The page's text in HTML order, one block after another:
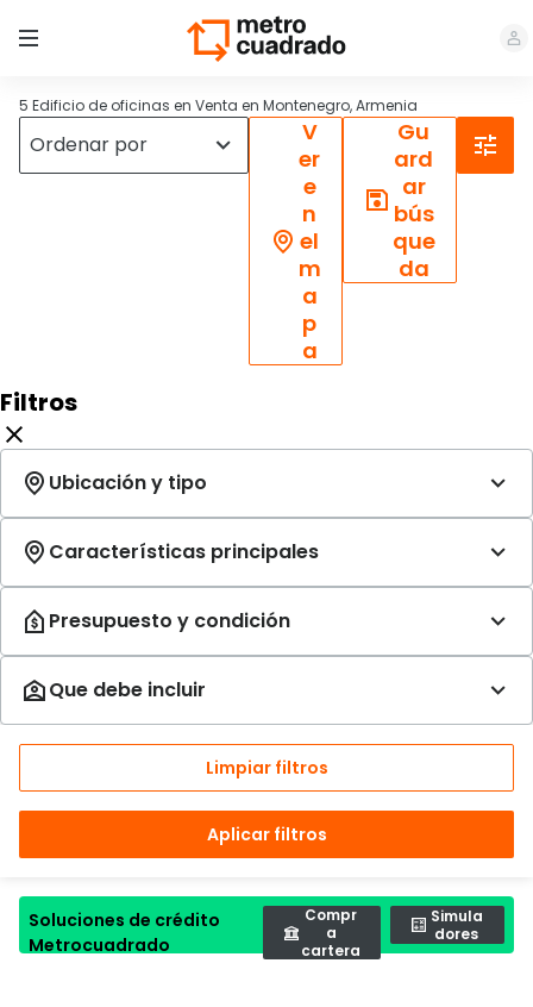
5 Edificio de oficinas en Venta en Montenegro, Armenia
V
er
e
n
el
m
a
p
a
Gu
ard
ar
bús
que
da
Filtros
Limpiar filtros
Aplicar filtros
Soluciones de crédito
Metrocuadrado
Compr
a
cartera
Simula
dores